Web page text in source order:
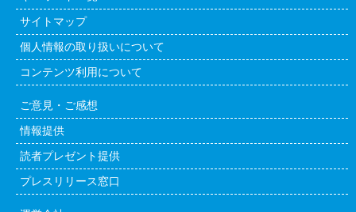
サイトマップ
個人情報の取り扱いについて
コンテンツ利用について
ご意見・ご感想
情報提供
読者プレゼント提供
プレスリリース窓口